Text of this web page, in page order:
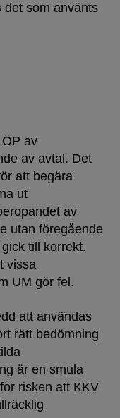
det som använts
av
av avtal. Det
att begära
ut
av
utan föregående
till korrekt.
vissa
UM gör fel.
att användas
rätt bedömning
är en smula
risken att KKV